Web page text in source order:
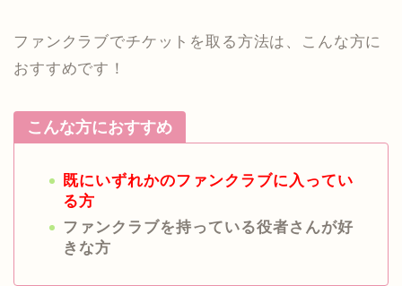
ファンクラブでチケットを取る方法は、こんな方に
おすすめです！
こんな方におすすめ
既にいずれかのファンクラブに入ってい
る方
ファンクラブを持っている役者さんが好
きな方